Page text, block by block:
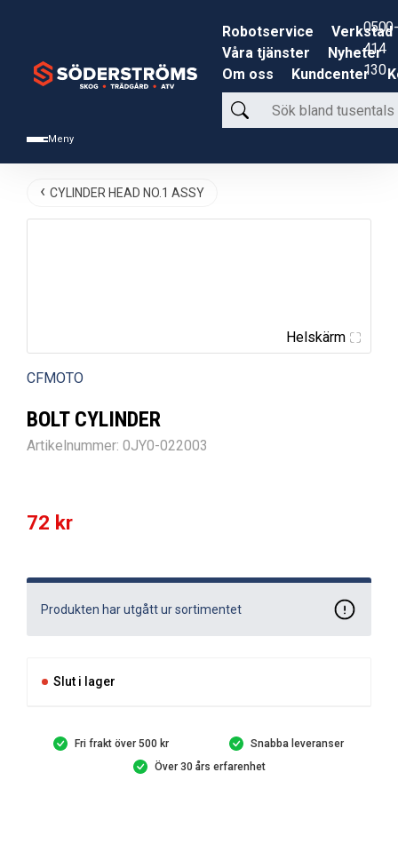
Meny
Robotservice
Verkstad
Våra tjänster
Nyheter
Om oss
Kundcenter
Sök
bland
produkter
0500-
414
130
CYLINDER HEAD NO.1 ASSY
Helskärm
CFMOTO
BOLT CYLINDER
Artikelnummer: 0JY0-022003
72 kr
Produkten har utgått ur sortimentet
Slut i lager
Fri frakt över 500 kr
Snabba leveranser
Över 30 års erfarenhet